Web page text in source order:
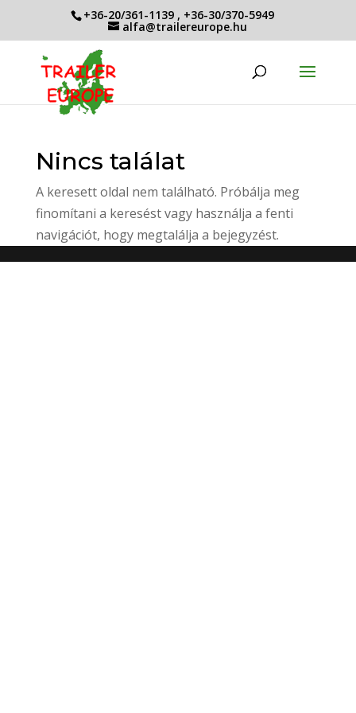
+36-20/361-1139 , +36-30/370-5949
alfa@trailereurope.hu
Nincs találat
A keresett oldal nem található. Próbálja meg
finomítani a keresést vagy használja a fenti
navigációt, hogy megtalálja a bejegyzést.